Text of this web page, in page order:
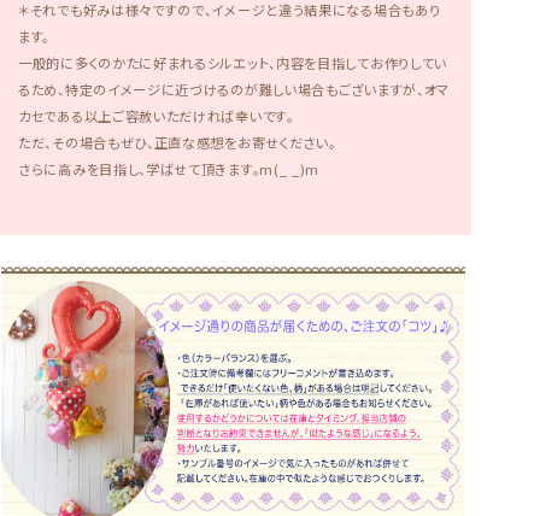
＊それでも好みは様々ですので、イメージと違う結果になる場合もあり
ます。
一般的に多くのかたに好まれるシルエット、内容を目指してお作りしてい
るため、特定のイメージに近づけるのが難しい場合もございますが、オマ
カセである以上ご容赦いただければ幸いです。
ただ、その場合もぜひ、正直な感想をお寄せください。
さらに高みを目指し、学ばせて頂きます。m(_ _)m